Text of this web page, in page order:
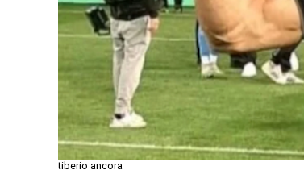
tiberio ancora